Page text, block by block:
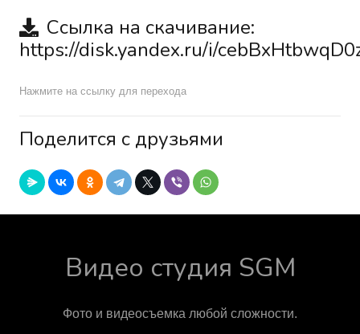
Ссылка на скачивание:
https://disk.yandex.ru/i/
Нажмите на ссылку для перехода
Поделится с друзьями
Видео студия SGM
Фото и видеосъемка любой сложности.